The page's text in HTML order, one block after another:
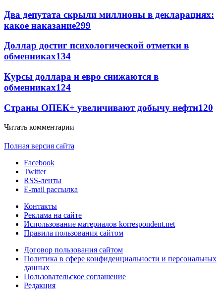
Два депутата скрыли миллионы в декларациях:
какое наказание299
Доллар достиг психологической отметки в
обменниках134
Курсы доллара и евро снижаются в
обменниках124
Страны ОПЕК+ увеличивают добычу нефти120
Читать комментарии
Полная версия сайта
Facebook
Twitter
RSS-ленты
E-mail рассылка
Контакты
Реклама на сайте
Использование материалов korrespondent.net
Правила пользования сайтом
Договор пользования сайтом
Политика в сфере конфиденциальности и персональных
данных
Пользовательское соглашение
Редакция